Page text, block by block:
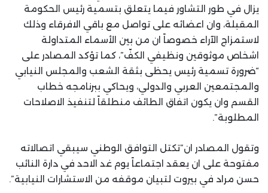
يزال في طور التشاور فيما يتعلق بتسمية رئيس الحكومة
المقبلة، وان اعضائه على تواصل مع باقي الافرقاء وذلك
لاستمزاج الآراء خصوصاً ان من بين الأسماء المتداولة
اشخاص موثوقين ونظيفي الكفّ”، كما تؤكد المصادر على
“ضرورة تسمية رئيس يحظى بثقة الشعب والمجلس النيابي
والمجتمعين العربي والدولي، ويحاكي ببرنامجه خطاب
القسم وان يكون اتفاق الطائف منطلقاً لتنفيذ الاصلاحات
المطلوبة”.
وتقول المصادر ان”تكتل التوافق الوطني سيبقي اتصالاته
مفتوحة على ان يعقد اجتماعاً يوم غد الاحد في دارة النائب
حسن مراد في بيروت لتبيان موقفه من الاستشارات النيابية”.